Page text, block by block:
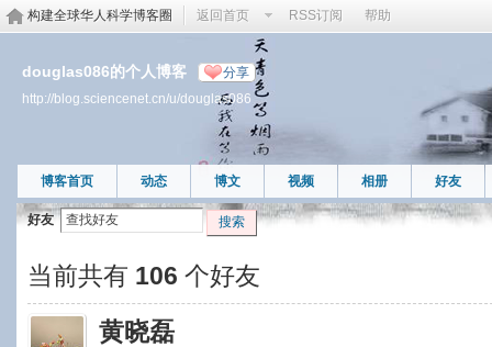
构建全球华人科学博客圈 返回首页 RSS订阅 帮助
douglas086的个人博客 分享
http://blog.sciencenet.cn/u/douglas086
博客首页 动态 博文 视频 相册 好友
好友 搜索
当前共有 106 个好友
黄晓磊